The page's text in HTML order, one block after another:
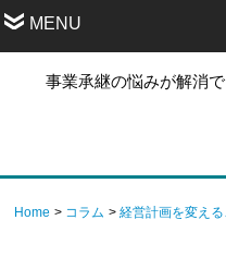
MENU
事業承継の悩みが解消
Home コラム 経営計画を変え